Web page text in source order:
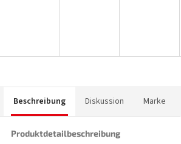
Beschreibung Diskussion Marke
Produktdetailbeschreibung